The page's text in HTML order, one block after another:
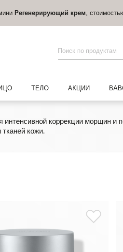
Регенерирующий крем ,
ТЕЛО АКЦИИ
интенсивной коррекции морщин и
тканей кожи.